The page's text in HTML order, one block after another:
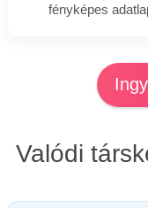
fényképes
Valódi